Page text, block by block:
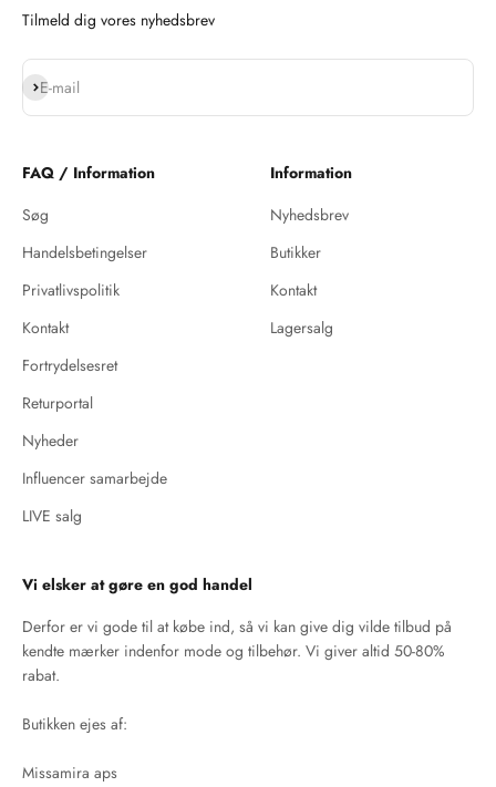
Tilmeld dig vores nyhedsbrev
E-mail
Abonnér
FAQ / Information
Søg
Handelsbetingelser
Privatlivspolitik
Kontakt
Fortrydelsesret
Returportal
Nyheder
Influencer samarbejde
LIVE salg
Information
Nyhedsbrev
Butikker
Kontakt
Lagersalg
Vi elsker at gøre en god handel
Derfor er vi gode til at købe ind, så vi kan give dig vilde tilbud på
kendte mærker indenfor mode og tilbehør. Vi giver altid 50-80%
rabat.
Butikken ejes af:
Missamira aps